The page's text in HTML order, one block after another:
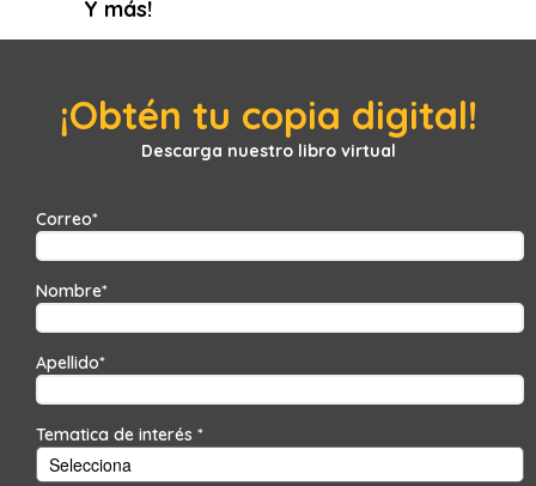
¡Obtén tu copia digital!
Descarga nuestro libro virtual
Correo*
Nombre*
Apellido*
Tematica de interés *
Y más!